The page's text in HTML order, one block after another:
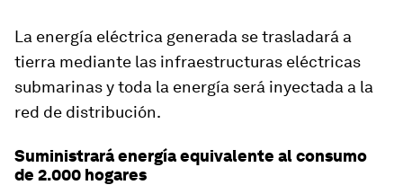
La energía eléctrica generada se trasladará a
tierra mediante las infraestructuras eléctricas
submarinas y toda la energía será inyectada a la
red de distribución.
Suministrará energía equivalente al consumo
de 2.000 hogares